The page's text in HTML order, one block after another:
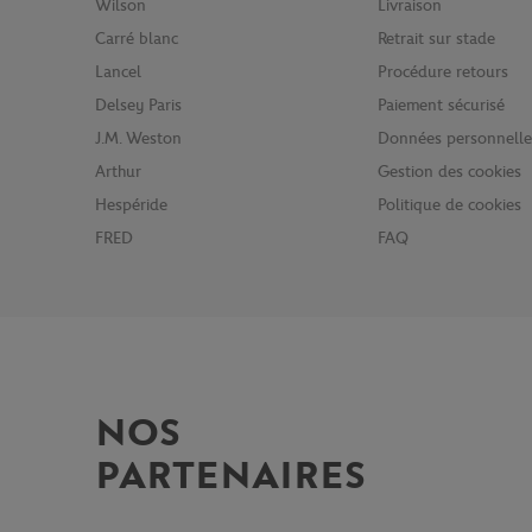
Wilson
Carré blanc
Lancel
Delsey Paris
J.M. Weston
Arthur
Hespéride
FRED
Livraison
Retrait sur stade
Procédure retours
Paiement sécurisé
Données
Gestion des cookies
Politique de cookies
FAQ
NOS
PARTENAIRES